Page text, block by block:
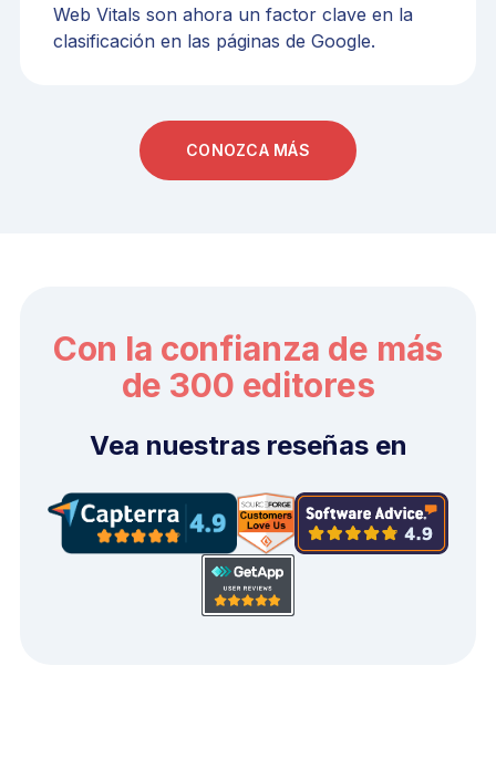
Web Vitals son ahora un factor clave en la
clasificación en las páginas de Google.
CONOZCA MÁS
Con la confianza de más
de 300 editores
Vea nuestras reseñas en